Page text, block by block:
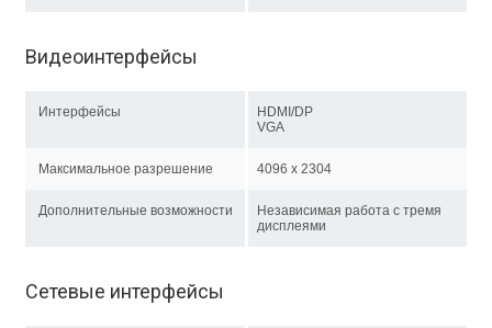
Видеоинтерфейсы
Интерфейсы
HDMI/DP
VGA
Максимальное разрешение 4096 x 2304
Дополнительные возможности
Независимая работа с тремя
дисплеями
Сетевые интерфейсы